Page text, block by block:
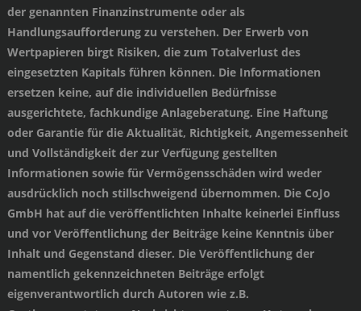
der genannten Finanzinstrumente oder als
Handlungsaufforderung zu verstehen. Der Erwerb von
Wertpapieren birgt Risiken, die zum Totalverlust des
eingesetzten Kapitals führen können. Die Informationen
ersetzen keine, auf die individuellen Bedürfnisse
ausgerichtete, fachkundige Anlageberatung. Eine Haftung
oder Garantie für die Aktualität, Richtigkeit, Angemessenheit
und Vollständigkeit der zur Verfügung gestellten
Informationen sowie für Vermögensschäden wird weder
ausdrücklich noch stillschweigend übernommen. Die CoJo
GmbH hat auf die veröffentlichten Inhalte keinerlei Einfluss
und vor Veröffentlichung der Beiträge keine Kenntnis über
Inhalt und Gegenstand dieser. Die Veröffentlichung der
namentlich gekennzeichneten Beiträge erfolgt
eigenverantwortlich durch Autoren wie z.B.